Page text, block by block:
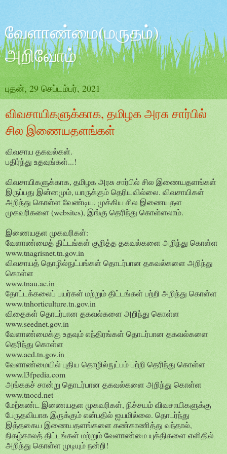
வேளாண்மை(மருதம்)
அறிவோம்
புதன், 29 செப்டம்பர், 2021
விவசாயிகளுக்காக, தமிழக அரசு சார்பில்
சில இணையதளங்கள்
விவசாய தகவல்கள்.
பதிர்ந்து உதவுங்கள்...!
விவசாயிகளுக்காக, தமிழக அரசு சார்பில் சில இணையதளங்கள்
இருப்பது இன்னமும், யாருக்கும் தெரியவில்லை. விவசாயிகள்
அறிந்து கொள்ள வேண்டிய, முக்கிய சில இணையதள
முகவரிகளை (websites), இங்கு தெரிந்து கொள்ளலாம்.
இணையதள முகவரிகள்:
வேளாண்மைத் திட்டங்கள் குறித்த தகவல்களை அறிந்து கொள்ள
www.tnagrisnet.tn.gov.in
விவசாயத் தொழில்நுட்பங்கள் தொடர்பான தகவல்களை அறிந்து
கொள்ள
www.tnau.ac.in
தோட்டக்கலைப் பயர்கள் மற்றும் திட்டங்கள் பற்றி அறிந்து கொள்ள
www.tnhorticulture.tn.gov.in
விதைகள் தொடர்பான தகவல்களை அறிந்து கொள்ள
www.seednet.gov.in
வேளாண்மைக்கு உதவும் எந்திரங்கள் தொடர்பான தகவல்களை
தெரிந்து கொள்ள
www.aed.tn.gov.in
வேளாண்மையில் புதிய தொழில்நுட்பம் பற்றி தெரிந்து கொள்ள
www.l3fpedia.com
அங்ககச் சான்று தொடர்பான தகவல்களை அறிந்து கொள்ள
www.tnocd.net
மேற்கண்ட இணையதள முகவரிகள், நிச்சயம் விவசாயிகளுக்கு
பேருதவியாக இருக்கும் என்பதில் ஐயமில்லை. தொடர்ந்து
இத்தகைய இணையதளங்களை கண்காணித்து வந்தால்,
நிகழ்காலத் திட்டங்கள் மற்றும் வேளாண்மை யுக்திகளை எளிதில்
அறிந்து கொள்ள முடியும் நன்றி!